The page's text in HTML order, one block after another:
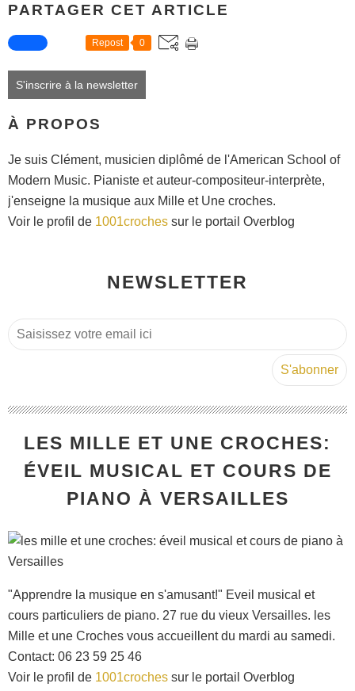
PARTAGER CET ARTICLE
Repost 0
S'inscrire à la newsletter
À PROPOS
Je suis Clément, musicien diplômé de l'American School of
Modern Music. Pianiste et auteur-compositeur-interprète,
j'enseigne la musique aux Mille et Une croches.
Voir le profil de 1001croches sur le portail Overblog
NEWSLETTER
LES MILLE ET UNE CROCHES:
ÉVEIL MUSICAL ET COURS DE
PIANO À VERSAILLES
"Apprendre la musique en s'amusant!" Eveil musical et
cours particuliers de piano. 27 rue du vieux Versailles. les
Mille et une Croches vous accueillent du mardi au samedi.
Contact: 06 23 59 25 46
Voir le profil de 1001croches sur le portail Overblog